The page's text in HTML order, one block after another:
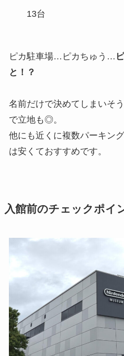
13台
ピカ駐車場…ピカちゅう…
と！？
名前だけで決めてしまいそ
で立地も◎。
他にも近くに複数パーキン
は安くておすすめです。
入館前のチェックポイ